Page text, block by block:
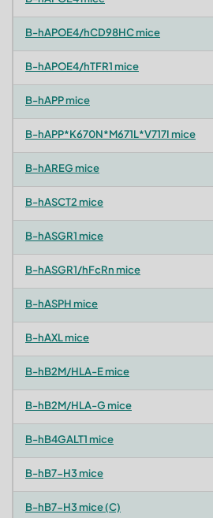
B-hAPOE4/hCD98HC mice
B-hAPOE4/hTFR1 mice
B-hAPP mice
B-hAPP*K670N*M671L*V717I mice
B-hAREG mice
B-hASCT2 mice
B-hASGR1 mice
B-hASGR1/hFcRn mice
B-hASPH mice
B-hAXL mice
B-hB2M/HLA-E mice
B-hB2M/HLA-G mice
B-hB4GALT1 mice
B-hB7-H3 mice
B-hB7-H3 mice (C)